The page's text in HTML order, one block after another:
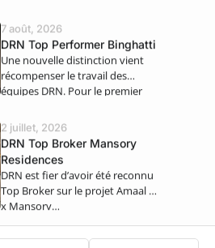
7 août, 2026
DRN Top Performer Binghatti
Une nouvelle distinction vient
récompenser le travail des
équipes DRN. Pour le premier
2 juillet, 2026
DRN Top Broker Mansory
Residences
DRN est fier d’avoir été reconnu
Top Broker sur le projet Amaal 8
x Mansory…